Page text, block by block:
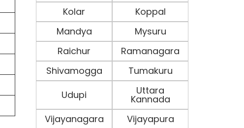
Kolar
Koppal
Mandya
Mysuru
Raichur
Ramanagara
Shivamogga
Tumakuru
Udupi
Uttara
Kannada
Vijayanagara
Vijayapura